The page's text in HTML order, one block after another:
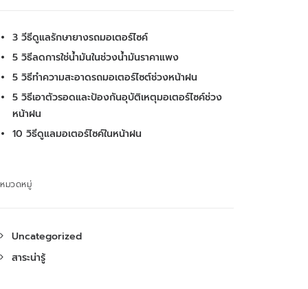
3 วีธีดูแลรักษายางรถมอเตอร์ไซค์
5 วิธีลดการใช่น้ำมันในช่วงน้ำมันราคาแพง
5 วิธีทำความสะอาดรถมอเตอร์ไซต์ช่วงหน้าฝน
5 วิธีเอาตัวรอดและป้องกันอุบัติเหตุมอเตอร์ไซค์ช่วง
หน้าฝน
10 วิธีดูแลมอเตอร์ไซค์ในหน้าฝน
หมวดหมู่
Uncategorized
สาระน่ารู้